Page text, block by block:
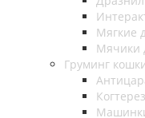
Мягкие
Мячики
Груминг